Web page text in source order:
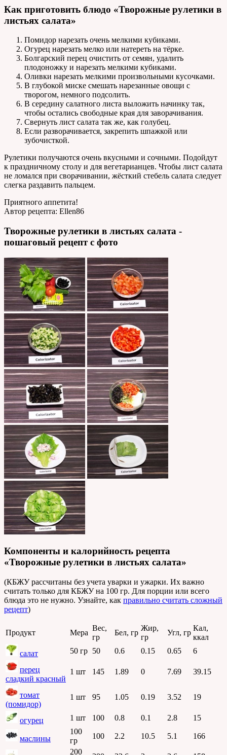
Как приготовить блюдо «Творожные рулетики в
листьях салата»
Помидор нарезать очень мелкими кубиками.
Огурец нарезать мелко или натереть на тёрке.
Болгарский перец очистить от семян, удалить
плодоножку и нарезать мелкими кубиками.
Оливки нарезать мелкими произвольными кусочками.
В глубокой миске смешать нарезанные овощи с
творогом, немного подсолить.
В середину салатного листа выложить начинку так,
чтобы остались свободные края для заворачивания.
Свернуть лист салата так же, как голубец.
Если разворачивается, закрепить шпажкой или
зубочисткой.
Рулетики получаются очень вкусными и сочными. Подойдут
к праздничному столу и для вегетарианцев. Чтобы лист салата
не ломался при сворачивании, жёсткий стебель салата следует
слегка раздавить пальцем.
Приятного аппетита!
Автор рецепта: Ellen86
Творожные рулетики в листьях салата -
пошаговый рецепт с фото
Компоненты и калорийность рецепта
«Творожные рулетики в листьях салата»
(КБЖУ рассчитаны без учета уварки и ужарки. Их важно
считать только для КБЖУ на 100 гр. Для порции или всего
блюда это не нужно. Узнайте, как правильно считать сложный
рецепт)
Продукт Мера
Вес,
гр
Бел, гр
Жир,
гр
Угл, гр
Кал,
ккал
салат
50 гр 50 0.6 0.15 0.65 6
перец
сладкий красный
1 шт 145 1.89 0 7.69 39.15
томат
(помидор)
1 шт 95 1.05 0.19 3.52 19
огурец 1 шт 100 0.8 0.1 2.8 15
маслины
100
гр
100 2.2 10.5 5.1 166
200